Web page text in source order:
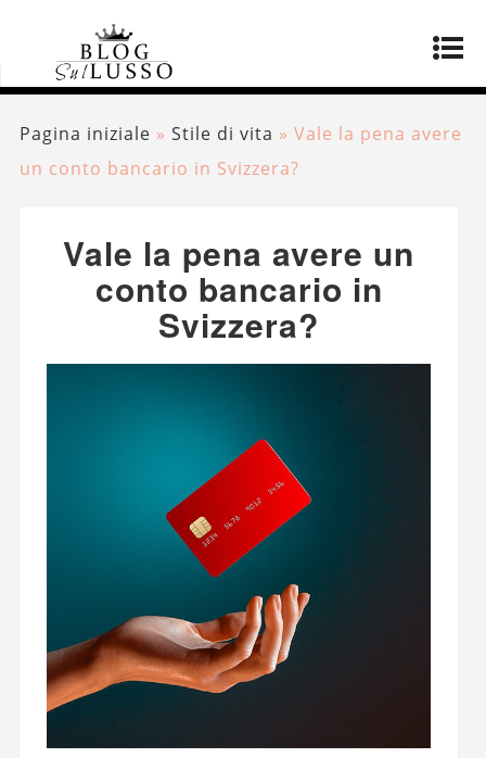
Pagina iniziale » Stile di vita » Vale la pena avere
un conto bancario in Svizzera?
Vale la pena avere un
conto bancario in
Svizzera?